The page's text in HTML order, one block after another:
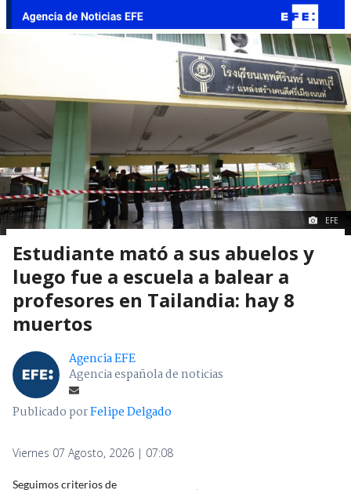
EFE
Estudiante mató a sus abuelos y
luego fue a escuela a balear a
profesores en Tailandia: hay 8
muertos
Agencia EFE
Agencia española de noticias
Publicado porFelipe Delgado
Viernes 07 Agosto, 2026 | 07:08
Seguimos criterios de